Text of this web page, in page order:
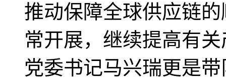
推动保障全球供应链
常开展，继续提高有
党委书记马兴瑞更是